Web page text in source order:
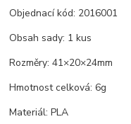
Objednací kód: 2016001
Obsah sady: 1 kus
Rozměry: 41×20×24mm
Hmotnost celková: 6g
Materiál: PLA